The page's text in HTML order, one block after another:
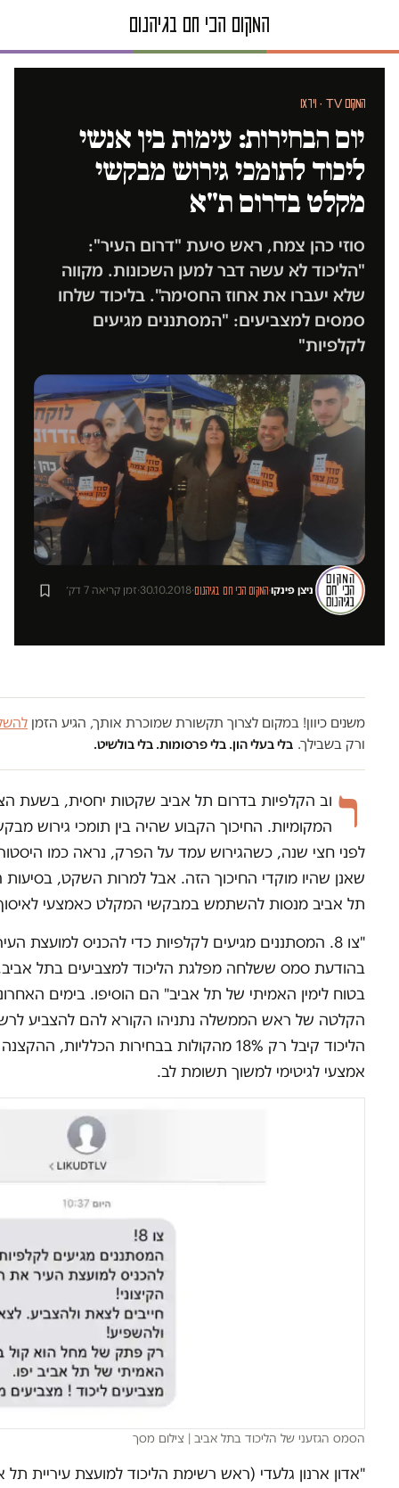
המקום TV · וידאו
יום הבחירות: עימות בין אנשי
ליכוד לתומכי גירוש מבקשי
מקלט בדרום ת"א
סוזי כהן צמח, ראש סיעת "דרום העיר":
"הליכוד לא עשה דבר למען השכונות. מקווה
שלא יעברו את אחוז החסימה". בליכוד שלחו
סמסים למצביעים: "המסתננים מגיעים
לקלפיות"
ניצן פינקו·המקום הכי חם בגיהנום·
30.10.2018
·זמן קריאה 7 דק׳
משנים כיוון! במקום לצרוך תקשורת שמוכרת אותך, הגיע הזמן
ורק בשבילך. בלי בעלי הון. בלי פרסומות. בלי בולשיט.
ר וב הקלפיות בדרום תל אביב שקטות יחסית, בשעת
המקומיות. החיכוך הקבוע שהיה בין תומכי גירוש
לפני חצי שנה, כשהגירוש עמד על הפרק, נראה כמו
שאנן שהיו מוקדי החיכוך הזה. אבל למרות השקט, בסיעות
תל אביב מנסות להשתמש במבקשי המקלט כאמצעי
"צו 8. המסתננים מגיעים לקלפיות כדי להכניס למועצת
בהודעת סמס ששלחה מפלגת הליכוד למצביעים בתל
בטוח לימין האמיתי של תל אביב" הם הוסיפו. בימים
הקלטה של ראש הממשלה נתניהו הקורא להם להצביע
הליכוד קיבל רק 18% מהקולות בבחירות
אמצעי לגיטימי למשוך תשומת לב.
הסמס הגזעני של הליכוד בתל אביב | צילום מסך
"אדון ארנון גלעדי (ראש רשימת הליכוד למועצת עיריית